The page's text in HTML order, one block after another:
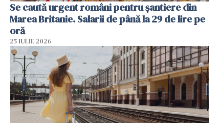
Se caută urgent români pentru șantiere din
Marea Britanie. Salarii de până la 29 de lire pe
oră
25 IULIE 2026